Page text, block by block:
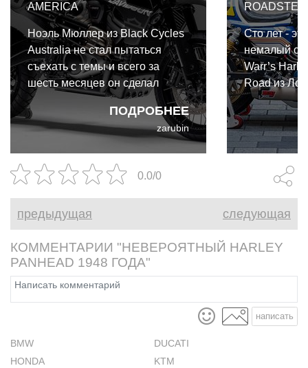
AMERICA
ПОДРОБНЕЕ
Ноэль Мюллер из Black Cycles
Australia не стал пытаться
съехать с темы и всего за
шесть месяцев он сделал
Идеальный Американский
Супер-Скремблер из Harley
Davidson Pan America
zarubin
Сто лет -
немалый
Warr’s
Road из
свой
они
Harley
XL1200XC
Rascal"
напрямую в
0.0/0
предыдущая следующая
КОММЕНТАРИИ "НЕВЕРОЯТНЫЙ HARLEY
PANHEAD 1948 ГОДА"
написать
BMW
DUCATI
HONDA
KTM